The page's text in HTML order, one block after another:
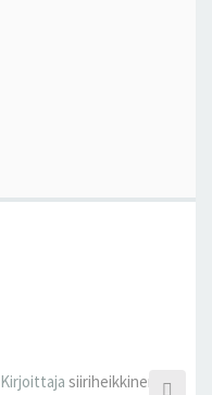
Kirjoittaja siiriheikkinen